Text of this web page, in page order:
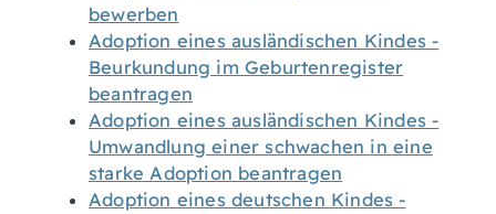
bewerben
Adoption eines ausländischen Kindes -
Beurkundung im Geburtenregister
beantragen
Adoption eines ausländischen Kindes -
Umwandlung einer schwachen in eine
starke Adoption beantragen
Adoption eines deutschen Kindes -